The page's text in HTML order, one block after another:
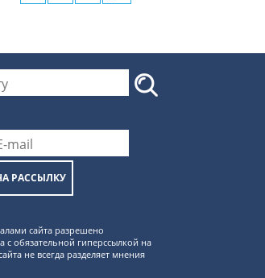
РАССЫЛКУ
сайта разрешено
с обязательной гиперссылкой на
не всегда разделяет мнения